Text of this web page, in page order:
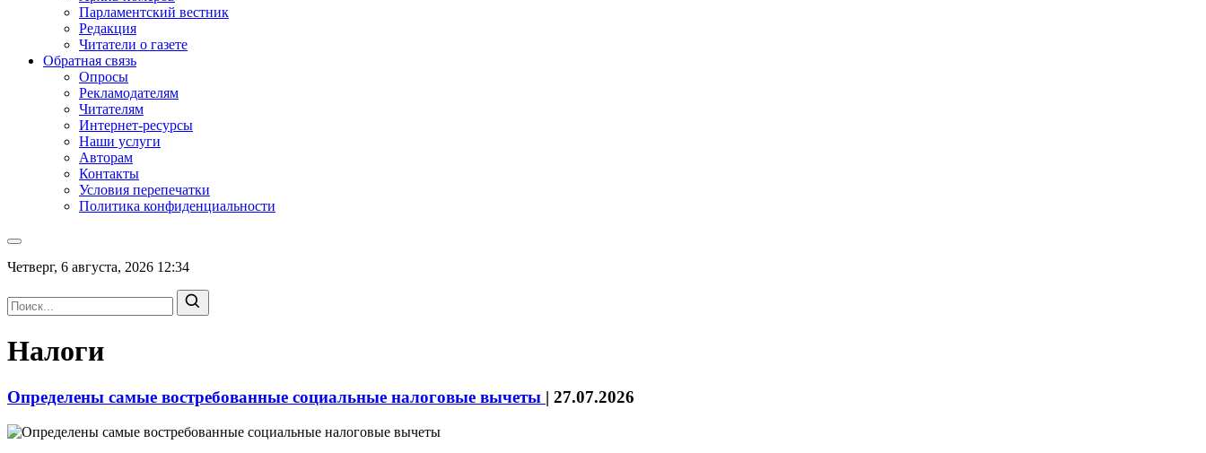
Парламентский вестник
Редакция
Читатели о газете
Обратная связь
Опросы
Рекламодателям
Читателям
Интернет-ресурсы
Наши услуги
Авторам
Контакты
Условия перепечатки
Политика конфиденциальности
Четверг, 6 августа, 2026 12:34
Налоги
Определены самые востребованные социальные налоговые вычеты | 27.07.2026